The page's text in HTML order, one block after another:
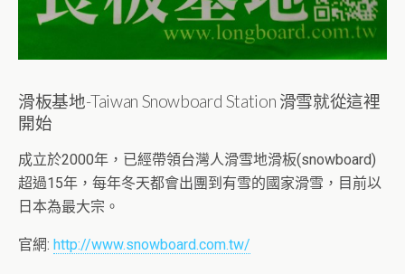
滑板基地-Taiwan Snowboard Station 滑雪就從這裡
開始
成立於2000年，已經帶領台灣人滑雪地滑板(snowboard)
超過15年，每年冬天都會出團到有雪的國家滑雪，目前以
日本為最大宗。
官網: http://www.snowboard.com.tw/